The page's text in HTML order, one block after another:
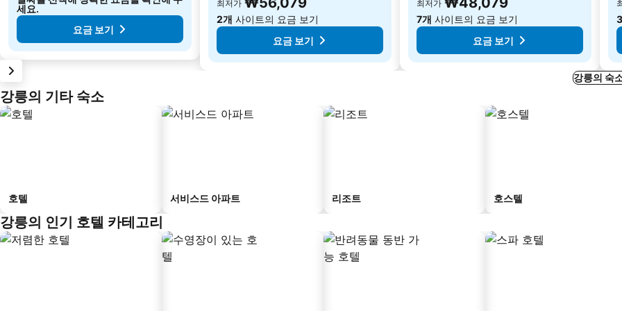
세요.
요금 보기
최저가
2개 사이트의 요금 보기
요금 보기
최저가
7개 사이트의 요금 보기
요금 보기
강릉의 숙
강릉의 기타 숙소
호텔 서비스드 아파트 리조트 호스텔
강릉의 인기 호텔 카테고리